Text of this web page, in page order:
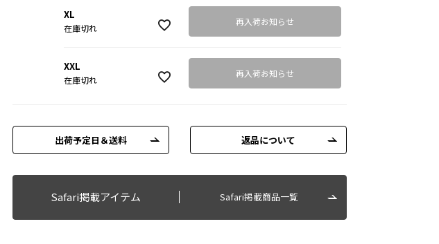
XL
在庫切れ
再入荷お知らせ
XXL
在庫切れ
再入荷お知らせ
出荷予定日＆送料 返品について
Safari掲載アイテム Safari掲載商品一覧